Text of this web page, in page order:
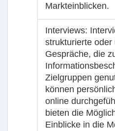
Markteinblicken.
Interviews:
strukturierte oder
Gespräche, die
Zielgruppen
können
online
bieten die
Einblicke in die